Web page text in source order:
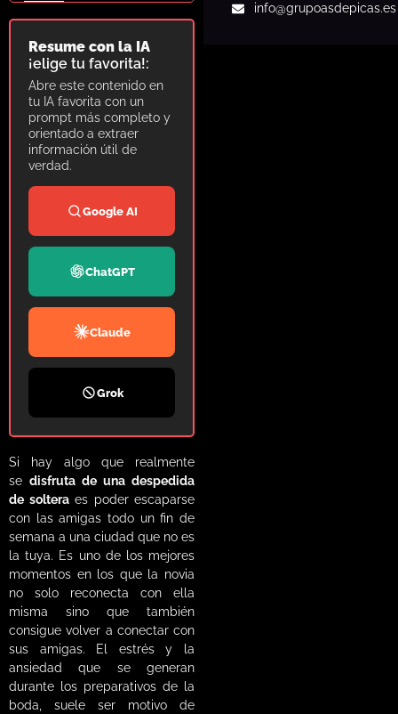
Resume con la IA
¡elige tu favorita!:
Abre este contenido en
tu IA favorita con un
prompt más completo y
orientado a extraer
información útil de
verdad.
Google AI
ChatGPT
Claude
Grok
Si hay algo que realmente
sedisfruta de una despedida
de solteraes poder escaparse
con las amigas todo un fin de
semana a una ciudad que no es
la tuya. Es uno de los mejores
momentos en los que la novia
no solo reconecta con ella
misma sino que también
consigue volver a conectar con
sus amigas. El estrés y la
ansiedad que se generan
durante los preparativos de la
boda, suele ser motivo de
info@grupoasdepicas.es